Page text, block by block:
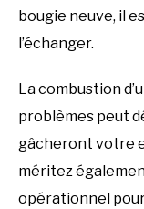
bougie neuve, il
l’échanger.
La combustion
problèmes peut
gâcheront votre
méritez
opérationnel